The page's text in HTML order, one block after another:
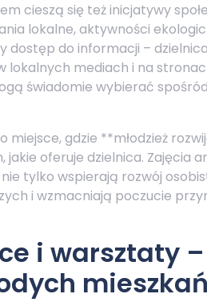
cieszą się też inicjatywy
lokalne, aktywności
dostęp do informacji –
lokalnych mediach i na
świadomie wybierać
miejsce, gdzie **młodzież
jakie oferuje dzielnica. Zajęcia
tylko wspierają rozwój
i wzmacniają poczucie
i warsztaty